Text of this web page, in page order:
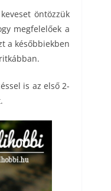
öntözzük
megfelelőek a
a későbbiekben
is az első 2-